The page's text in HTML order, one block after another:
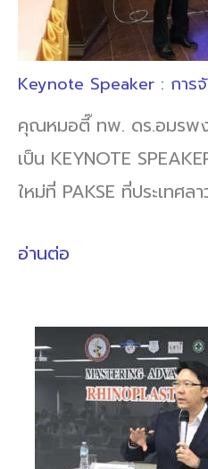
Keynote Speaker : การ
คุณหมอตี๊ ทพ. ดร.อมรพ
เป็น KEYNOTE
ใหม่ที่ PAKSE ที่ประเทศล
อ่านต่อ